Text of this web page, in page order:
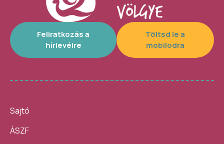
Feliratkozás a
hírlevélre
Töltsd le a
mobilodra
Sajtó
ÁSZF